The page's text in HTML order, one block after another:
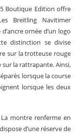
Boutique Edition offre
Breitling Navitimer
ornée d’un logo
distinction se divise
sur la trotteuse rouge
la rattrapante. Ainsi,
lorsque la course
lorsque les deux
montre renferme en
d’une réserve de